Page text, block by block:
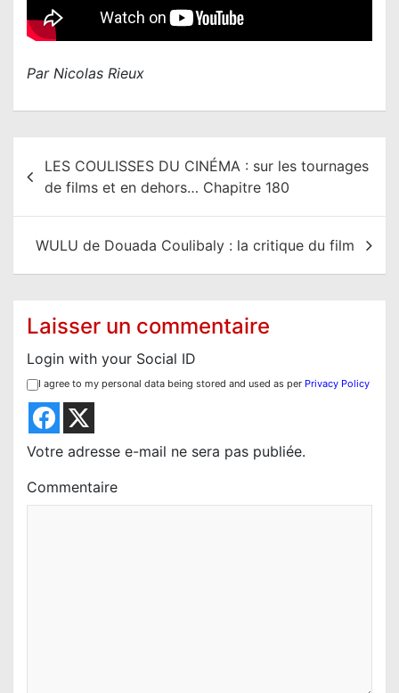
Par Nicolas Rieux
LES COULISSES DU CINÉMA : sur les tournages
de films et en dehors… Chapitre 180
WULU de Douada Coulibaly : la critique du film
Laisser un commentaire
Login with your Social ID
I agree to my personal data being stored and used as per Privacy Policy
Votre adresse e-mail ne sera pas publiée.
Commentaire